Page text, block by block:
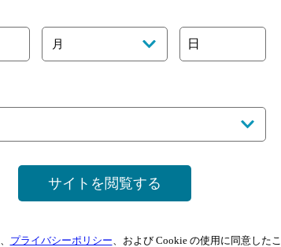
関連ページ
ご意見・ご感想
予告なしに変更されることがありますので、 念のためお店にご確
月 日
サイトを閲覧する
プライバシーポリシー 、および Cookie の使用に同意した